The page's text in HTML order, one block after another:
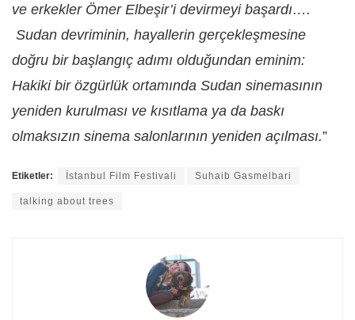
ve erkekler Ömer Elbeşir’i devirmeyi başardı….
Sudan devriminin, hayallerin gerçekleşmesine
doğru bir başlangıç adımı olduğundan eminim:
Hakiki bir özgürlük ortamında Sudan sinemasının
yeniden kurulması ve kısıtlama ya da baskı
olmaksızın sinema salonlarının yeniden açılması.”
Etiketler: İstanbul Film Festivali Suhaib Gasmelbari
talking about trees